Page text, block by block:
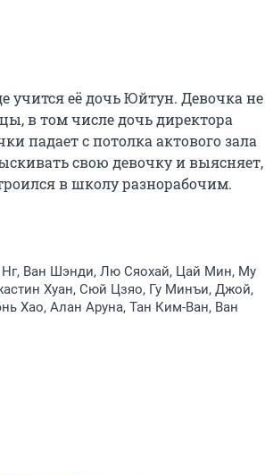
учится её дочь Юйтун. Девочка не
в том числе дочь директора
падает с потолка актового зала
свою девочку и выясняет,
в школу разнорабочим.
Ван Шэнди, Лю Сяохай, Цай Мин, Му
Хуан, Сюй Цзяо, Гу Минъи, Джой,
Хао, Алан Аруна, Тан Ким-Ван, Ван